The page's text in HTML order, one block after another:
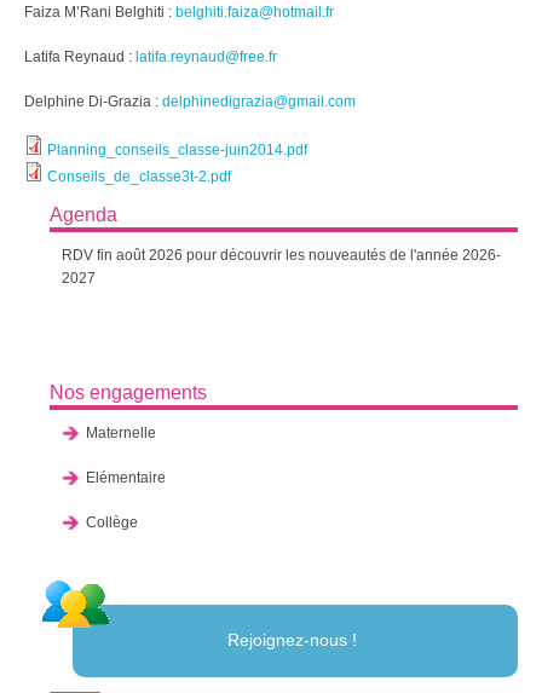
Faiza M’Rani Belghiti : belghiti.faiza@hotmail.fr
Latifa Reynaud : latifa.reynaud@free.fr
Delphine Di-Grazia : delphinedigrazia@gmail.com
Planning_conseils_classe-juin2014.pdf
Conseils_de_classe3t-2.pdf
Agenda
RDV fin août 2026 pour découvrir les nouveautés de l'année 2026-
2027
Nos engagements
Maternelle
Elémentaire
Collège
Rejoignez-nous !